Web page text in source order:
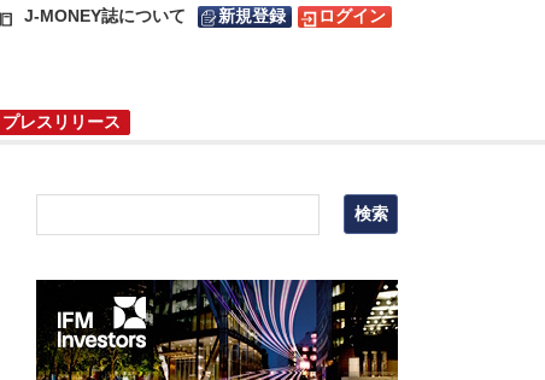
J-MONEY誌について 新規登録 ログイン
プレスリリース